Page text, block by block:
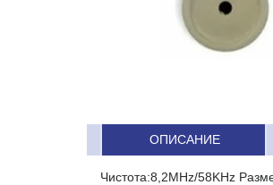
ОПИСАНИЕ
Чистота:8,2МНz/58KHz